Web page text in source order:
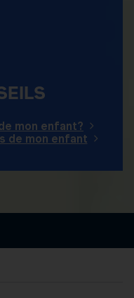
mon enfant?
de mon enfant